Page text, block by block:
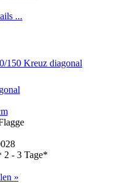
...
2 - 3 Tage*
»